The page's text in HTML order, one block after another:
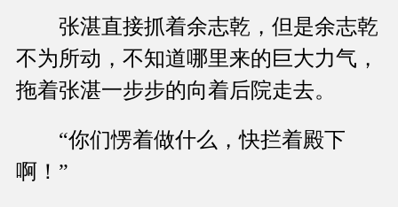
张湛直接抓着余志乾，但是余志乾
不为所动，不知道哪里来的巨大力气，
拖着张湛一步步的向着后院走去。
“你们愣着做什么，快拦着殿下
啊！”